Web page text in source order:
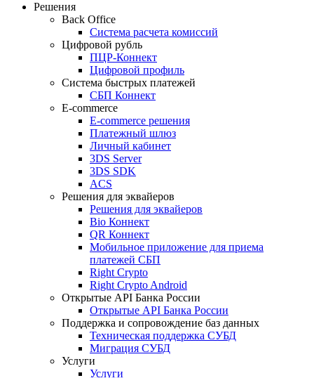
Решения
Back Office
Система расчета комиссий
Цифровой рубль
ПЦР-Коннект
Цифровой профиль
Система быстрых платежей
СБП Коннект
E-commerce
E-commerce решения
Платежный шлюз
Личный кабинет
3DS Server
3DS SDK
ACS
Решения для эквайеров
Решения для эквайеров
Bio Коннект
QR Коннект
Мобильное приложение для приема
платежей СБП
Right Crypto
Right Crypto Android
Открытые API Банка России
Открытые API Банка России
Поддержка и сопровождение баз данных
Техническая поддержка СУБД
Миграция СУБД
Услуги
Услуги